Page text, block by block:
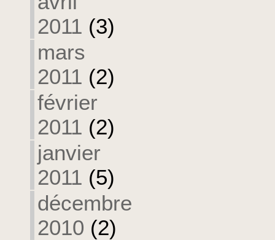
2011 (3)
mars
2011 (2)
février
2011 (2)
janvier
2011 (5)
décembre
2010 (2)